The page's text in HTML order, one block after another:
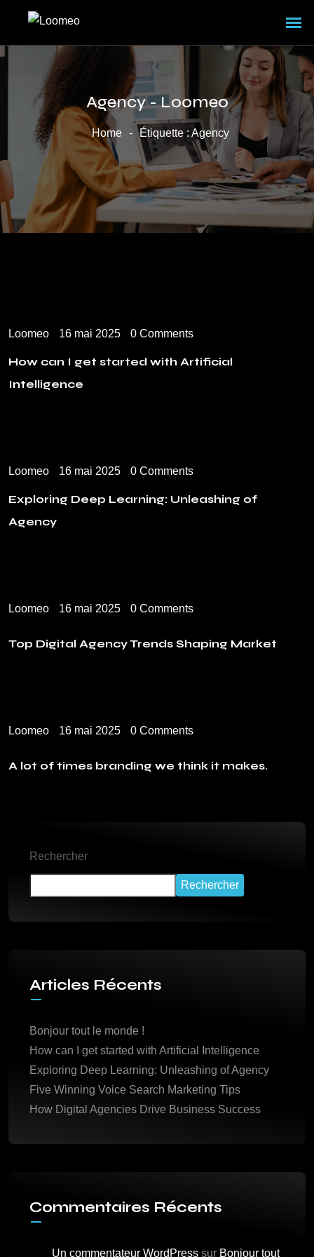
Agency - Loomeo
Home - Étiquette : Agency
Loomeo 16 mai 2025 0 Comments
How can I get started with Artificial
Intelligence
Loomeo 16 mai 2025 0 Comments
Exploring Deep Learning: Unleashing of
Agency
Loomeo 16 mai 2025 0 Comments
Top Digital Agency Trends Shaping Market
Loomeo 16 mai 2025 0 Comments
A lot of times branding we think it makes.
Rechercher
Rechercher
Articles Récents
Bonjour tout le monde !
How can I get started with Artificial Intelligence
Exploring Deep Learning: Unleashing of Agency
Five Winning Voice Search Marketing Tips
How Digital Agencies Drive Business Success
Commentaires Récents
Un commentateur WordPress sur Bonjour tout